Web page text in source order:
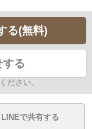
る(無料)
する
ださい。
LINEで共有する